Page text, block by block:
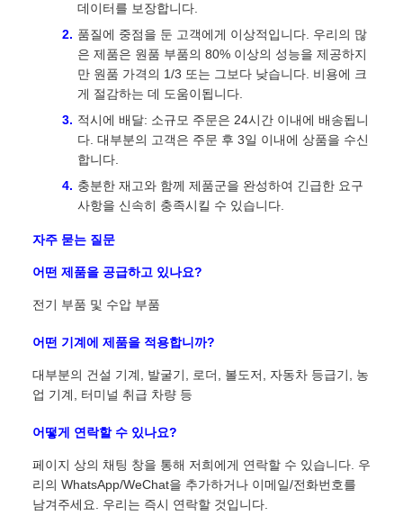
데이터를 보장합니다.
품질에 중점을 둔 고객에게 이상적입니다. 우리의 많
은 제품은 원품 부품의 80% 이상의 성능을 제공하지
만 원품 가격의 1/3 또는 그보다 낮습니다. 비용에 크
게 절감하는 데 도움이됩니다.
적시에 배달: 소규모 주문은 24시간 이내에 배송됩니
다. 대부분의 고객은 주문 후 3일 이내에 상품을 수신
합니다.
충분한 재고와 함께 제품군을 완성하여 긴급한 요구
사항을 신속히 충족시킬 수 있습니다.
자주 묻는 질문
어떤 제품을 공급하고 있나요?
전기 부품 및 수압 부품
어떤 기계에 제품을 적용합니까?
대부분의 건설 기계, 발굴기, 로더, 볼도저, 자동차 등급기, 농
업 기계, 터미널 취급 차량 등
어떻게 연락할 수 있나요?
페이지 상의 채팅 창을 통해 저희에게 연락할 수 있습니다. 우
리의 WhatsApp/WeChat을 추가하거나 이메일/전화번호를
남겨주세요. 우리는 즉시 연락할 것입니다.